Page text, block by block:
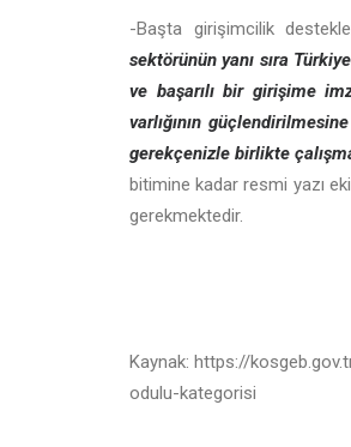
-Başta girişimcilik
sektörünün yanı sıra
ve başarılı bir girişime
varlığının
gerekçenizle birlikte
bitimine kadar resmi yazı
gerekmektedir.
Kaynak: https://
odulu-kategorisi